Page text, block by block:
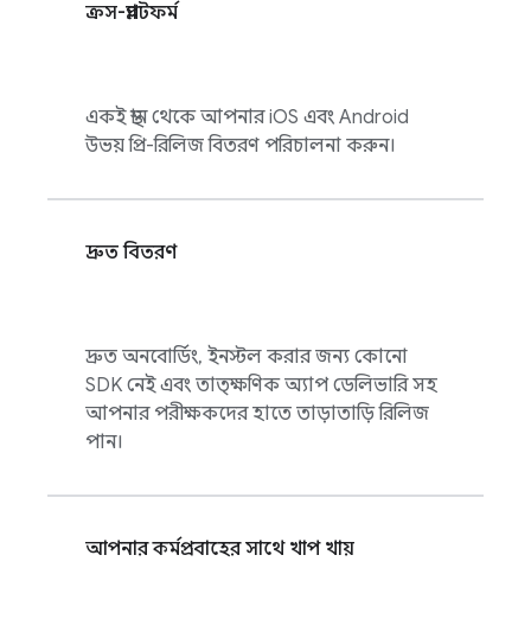
ক্রস-প্ল্যাটফর্ম
একই স্থান থেকে আপনার iOS এবং Android
উভয় প্রি-রিলিজ বিতরণ পরিচালনা করুন।
দ্রুত বিতরণ
দ্রুত অনবোর্ডিং, ইনস্টল করার জন্য কোনো
SDK নেই এবং তাত্ক্ষণিক অ্যাপ ডেলিভারি সহ
আপনার পরীক্ষকদের হাতে তাড়াতাড়ি রিলিজ
পান।
আপনার কর্মপ্রবাহের সাথে খাপ খায়